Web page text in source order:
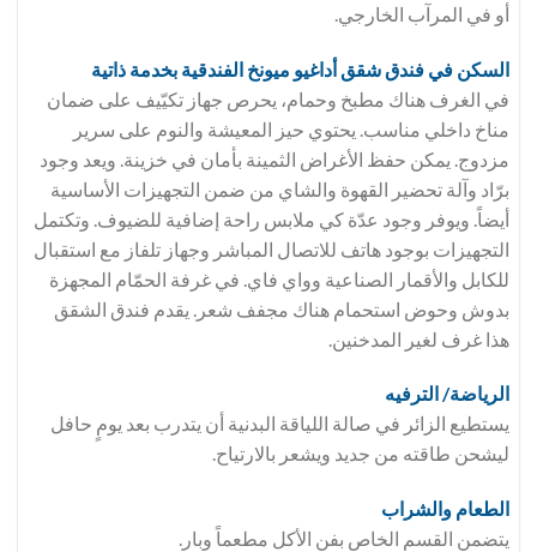
أو في المرآب الخارجي.
السكن في فندق شقق أداغيو ميونخ الفندقية بخدمة ذاتية
في الغرف هناك مطبخ وحمام، يحرص جهاز تكيّيف على ضمان
مناخ داخلي مناسب. يحتوي حيز المعيشة والنوم على سرير
مزدوج. يمكن حفظ الأغراض الثمينة بأمان في خزينة. ويعد وجود
برّاد وآلة تحضير القهوة والشاي من ضمن التجهيزات الأساسية
أيضاً. ويوفر وجود عدّة كي ملابس راحة إضافية للضيوف. وتكتمل
التجهيزات بوجود هاتف للاتصال المباشر وجهاز تلفاز مع استقبال
للكابل والأقمار الصناعية وواي فاي. في غرفة الحمّام المجهزة
بدوش وحوض استحمام هناك مجفف شعر. يقدم فندق الشقق
هذا غرف لغير المدخنين.
الرياضة/ الترفيه
يستطيع الزائر في صالة اللياقة البدنية أن يتدرب بعد يومٍ حافل
ليشحن طاقته من جديد ويشعر بالارتياح.
الطعام والشراب
يتضمن القسم الخاص بفن الأكل مطعماً وبار.